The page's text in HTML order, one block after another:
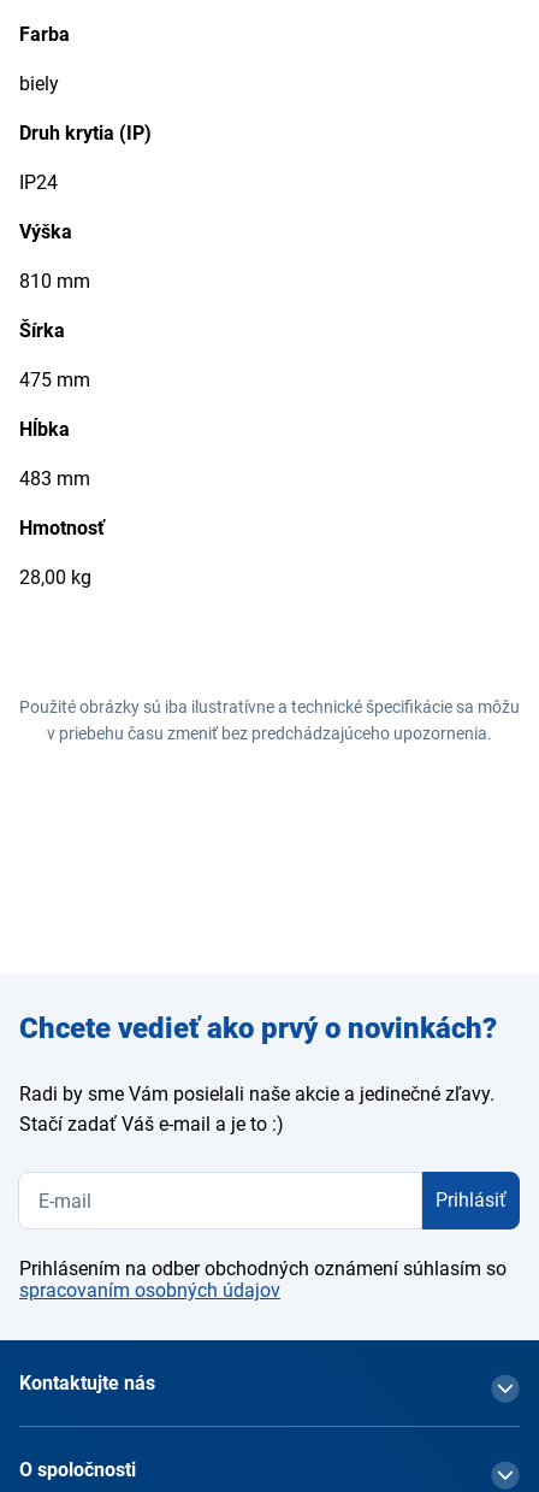
Farba
biely
Druh krytia (IP)
IP24
Výška
810 mm
Šírka
475 mm
Hĺbka
483 mm
Hmotnosť
28,00 kg
Použité obrázky sú iba ilustratívne a technické špecifikácie sa môžu
v priebehu času zmeniť bez predchádzajúceho upozornenia.
Zadajte
e-mail
Chcete vedieť ako prvý o novinkách?
Radi by sme Vám posielali naše akcie a jedinečné zľavy.
Stačí zadať Váš e-mail a je to :)
Prihlásiť
Prihlásením na odber obchodných oznámení súhlasím so
spracovaním osobných údajov
Kontaktujte nás
O spoločnosti